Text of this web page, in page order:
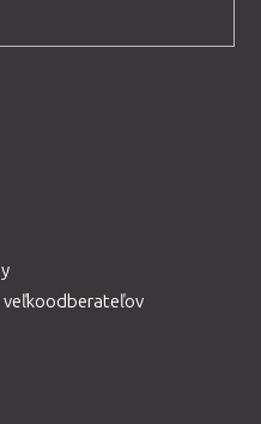
veľkoodberateľov